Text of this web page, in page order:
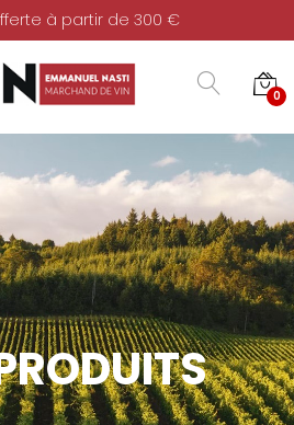
à partir de 300 €
0